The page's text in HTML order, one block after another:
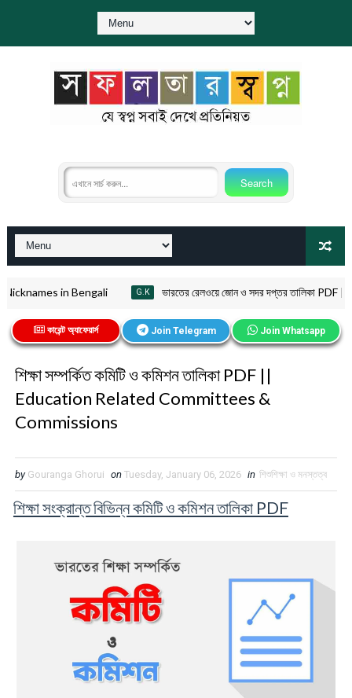
in Bengali ভারতের রেলওয়ে জোন ও সদর দপ্তর তালিকা PDF |
কারেন্ট অ্যাফেয়ার্স Join Telegram Join Whatsapp
শিক্ষা সম্পর্কিত কমিটি ও কমিশন তালিকা PDF ||
Education Related Committees &
Commissions
by Gouranga Ghorui on Tuesday, January 06, 2026 in শিশুশিক্ষা ও মনস্তত্ব
শিক্ষা সংক্রান্ত বিভিন্ন কমিটি ও কমিশন তালিকা PDF